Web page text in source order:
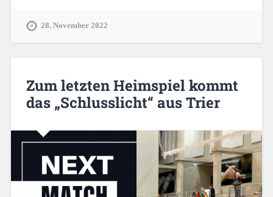
28. November 2022
Zum letzten Heimspiel kommt
das „Schlusslicht“ aus Trier